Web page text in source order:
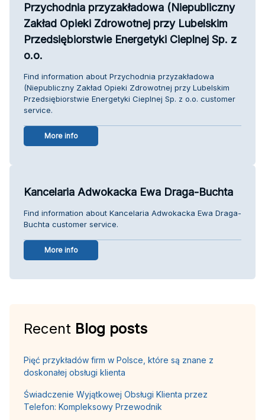
Przychodnia przyzakładowa (Niepubliczny
Zakład Opieki Zdrowotnej przy Lubelskim
Przedsiębiorstwie Energetyki Cieplnej Sp. z
o.o.
Find information about Przychodnia przyzakładowa
(Niepubliczny Zakład Opieki Zdrowotnej przy Lubelskim
Przedsiębiorstwie Energetyki Cieplnej Sp. z o.o. customer
service.
More info
Kancelaria Adwokacka Ewa Draga-Buchta
Find information about Kancelaria Adwokacka Ewa Draga-
Buchta customer service.
More info
Recent Blog posts
Pięć przykładów firm w Polsce, które są znane z
doskonałej obsługi klienta
Świadczenie Wyjątkowej Obsługi Klienta przez
Telefon: Kompleksowy Przewodnik